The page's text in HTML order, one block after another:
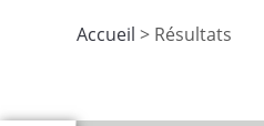
Accueil > Résultats